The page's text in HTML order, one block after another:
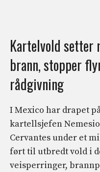
Kartelvold setter
brann, stopper
rådgivning
I Mexico har drapet
kartellsjefen
Cervantes under et
ført til utbredt vold i
veisperringer,